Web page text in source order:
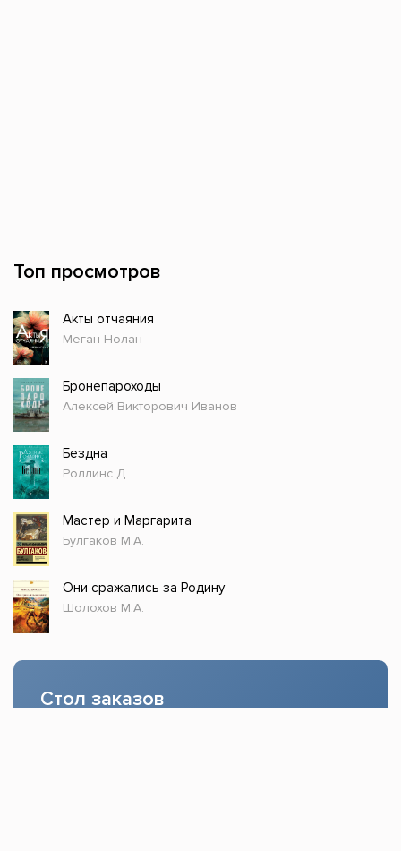
Топ просмотров
Акты отчаяния
Меган Нолан
Бронепароходы
Алексей Викторович Иванов
Бездна
Роллинс Д.
Мастер и Маргарита
Булгаков М.А.
Они сражались за Родину
Шолохов М.А.
Стол заказов